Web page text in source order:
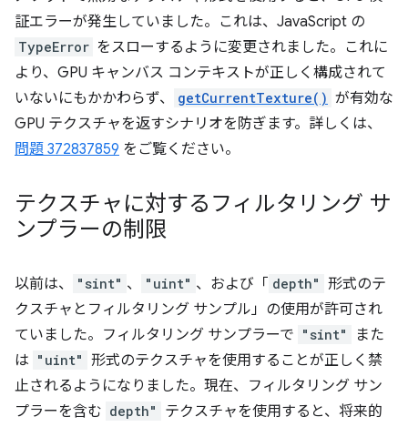
証エラーが発生していました。これは、JavaScript の
TypeError をスローするように変更されました。これに
より、GPU キャンバス コンテキストが正しく構成されて
いないにもかかわらず、
getCurrentTexture() が有効な
GPU テクスチャを返すシナリオを防ぎます。詳しくは、
問題 372837859 をご覧ください。
テクスチャに対するフィルタリング サ
ンプラーの制限
以前は、 "sint" 、 "uint" 、および「 depth" 形式のテ
クスチャとフィルタリング サンプル」の使用が許可され
ていました。フィルタリング サンプラーで "sint"
また
は "uint" 形式のテクスチャを使用することが正しく禁
止されるようになりました。現在、フィルタリング サン
プラーを含む depth"
テクスチャを使用すると、将来的